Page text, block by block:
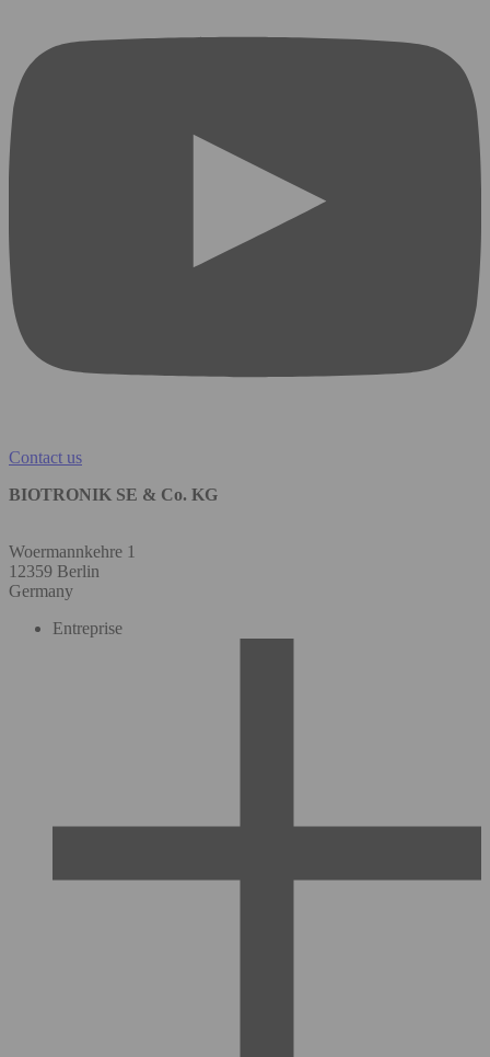
Contact us
BIOTRONIK SE & Co. KG
Woermannkehre 1
12359 Berlin
Germany
Entreprise